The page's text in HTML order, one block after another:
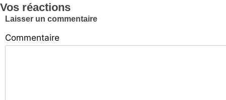
Vos réactions
Laisser un commentaire
Commentaire